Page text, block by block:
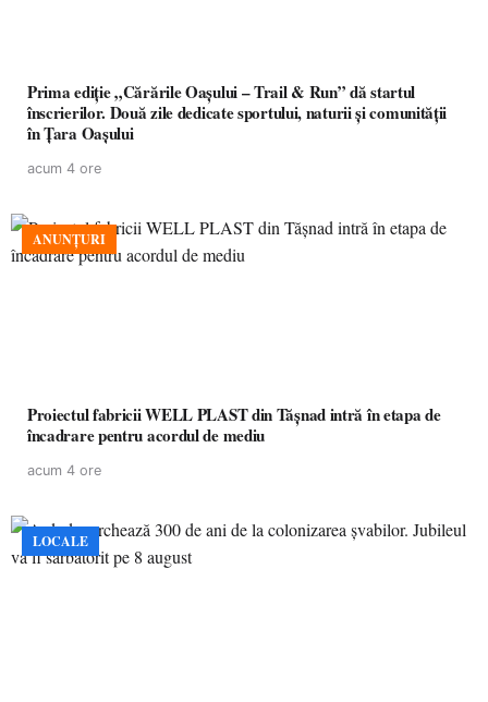
Prima ediție „Cărările Oașului – Trail & Run” dă startul
înscrierilor. Două zile dedicate sportului, naturii și comunității
în Țara Oașului
acum 4 ore
ANUNȚURI
Proiectul fabricii WELL PLAST din Tășnad intră în etapa de
încadrare pentru acordul de mediu
acum 4 ore
LOCALE